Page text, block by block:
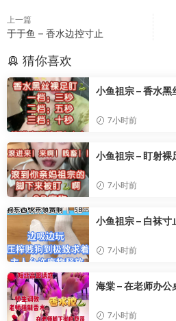
上一篇
于于鱼 – 香水边控寸止
猜你喜欢
小鱼祖宗 – 香水黑
7小时前
小鱼祖宗 – 盯射裸
7小时前
小鱼祖宗 – 白袜寸
7小时前
海棠 – 在老师办公
7小时前